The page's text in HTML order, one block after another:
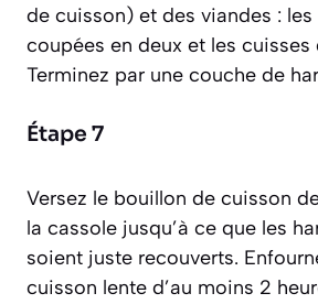
de cuisson) et des viandes : les
coupées en deux et les cuisses
Terminez par une couche de
Étape 7
Versez le bouillon de cuisson
la cassole jusqu’à ce que les
soient juste recouverts.
cuisson lente d’au moins 2